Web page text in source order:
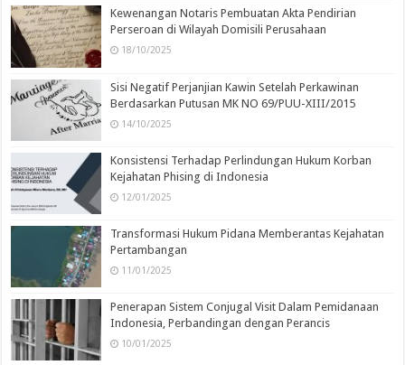
Kewenangan Notaris Pembuatan Akta Pendirian
Perseroan di Wilayah Domisili Perusahaan
18/10/2025
Sisi Negatif Perjanjian Kawin Setelah Perkawinan
Berdasarkan Putusan MK NO 69/PUU-XIII/2015
14/10/2025
Konsistensi Terhadap Perlindungan Hukum Korban
Kejahatan Phising di Indonesia
12/01/2025
Transformasi Hukum Pidana Memberantas Kejahatan
Pertambangan
11/01/2025
Penerapan Sistem Conjugal Visit Dalam Pemidanaan
Indonesia, Perbandingan dengan Perancis
10/01/2025